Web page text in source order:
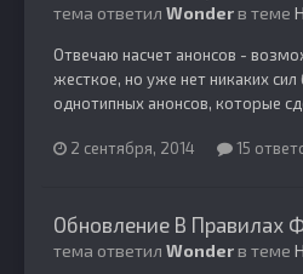
тема ответил Wonderв теме
Отвечаю насчет анонсов -
жесткое, но уже нет никаких сил
однотипных анонсов, которые
2 сентября, 2014 15
Обновление В Правилах
тема ответил Wonderв теме